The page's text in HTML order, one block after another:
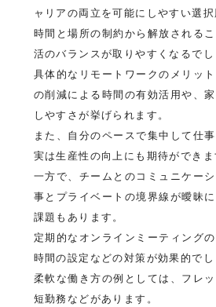
ャリアの両立を可能にしやすい選択
時間と場所の制約から解放される
活のバランスが取りやすくなるでし
具体的なリモートワークのメリッ
の削減による時間の有効活用や、
しやすさが挙げられます。
また、自分のペースで集中して仕
実は生産性の向上にも期待ができま
一方で、チームとのコミュニケー
事とプライベートの境界線が曖昧
課題もあります。
定期的なオンラインミーティング
時間の設定などの対策が効果的でし
柔軟な働き方の例としては、フレ
短勤務などがあります。